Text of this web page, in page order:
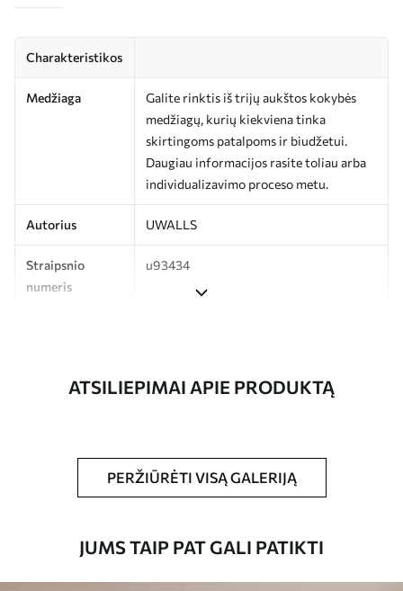
Charakteristikos
Medžiaga
Galite rinktis iš trijų aukštos kokybės
medžiagų, kurių kiekviena tinka
skirtingoms patalpoms ir biudžetui.
Daugiau informacijos rasite toliau arba
individualizavimo proceso metu.
Autorius UWALLS
Straipsnio
numeris
u93434
Tapetus galima švelniai valyti minkšta
kempine. Lakuotus tapetus galima valyti
Taikymo būdas Sklandus taikymas
ATSILIEPIMAI APIE PRODUKTĄ
PERŽIŪRĖTI VISĄ GALERIJĄ
JUMS TAIP PAT GALI PATIKTI